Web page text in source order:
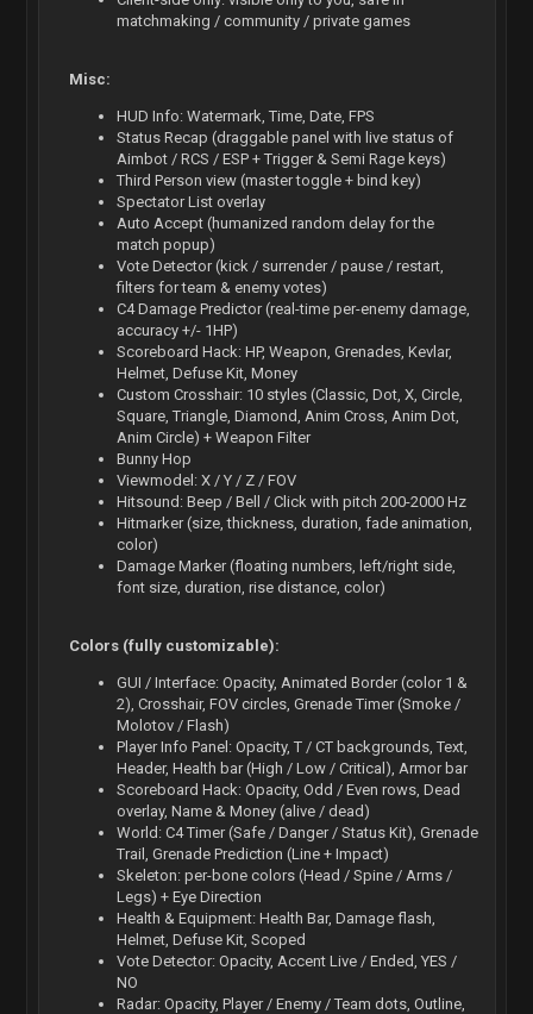
matchmaking / community / private games
Misc:
HUD Info: Watermark, Time, Date, FPS
Status Recap (draggable panel with live status of
Aimbot / RCS / ESP + Trigger & Semi Rage keys)
Third Person view (master toggle + bind key)
Spectator List overlay
Auto Accept (humanized random delay for the
match popup)
Vote Detector (kick / surrender / pause / restart,
filters for team & enemy votes)
C4 Damage Predictor (real-time per-enemy damage,
accuracy +/- 1HP)
Scoreboard Hack: HP, Weapon, Grenades, Kevlar,
Helmet, Defuse Kit, Money
Custom Crosshair: 10 styles (Classic, Dot, X, Circle,
Square, Triangle, Diamond, Anim Cross, Anim Dot,
Anim Circle) + Weapon Filter
Bunny Hop
Viewmodel: X / Y / Z / FOV
Hitsound: Beep / Bell / Click with pitch 200-2000 Hz
Hitmarker (size, thickness, duration, fade animation,
color)
Damage Marker (floating numbers, left/right side,
font size, duration, rise distance, color)
Colors (fully customizable):
GUI / Interface: Opacity, Animated Border (color 1 &
2), Crosshair, FOV circles, Grenade Timer (Smoke /
Molotov / Flash)
Player Info Panel: Opacity, T / CT backgrounds, Text,
Header, Health bar (High / Low / Critical), Armor bar
Scoreboard Hack: Opacity, Odd / Even rows, Dead
overlay, Name & Money (alive / dead)
World: C4 Timer (Safe / Danger / Status Kit), Grenade
Trail, Grenade Prediction (Line + Impact)
Skeleton: per-bone colors (Head / Spine / Arms /
Legs) + Eye Direction
Health & Equipment: Health Bar, Damage flash,
Helmet, Defuse Kit, Scoped
Vote Detector: Opacity, Accent Live / Ended, YES /
NO
Radar: Opacity, Player / Enemy / Team dots, Outline,